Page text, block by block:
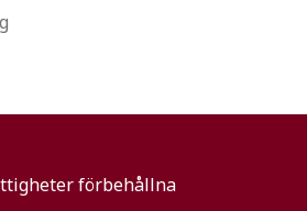
förbehållna